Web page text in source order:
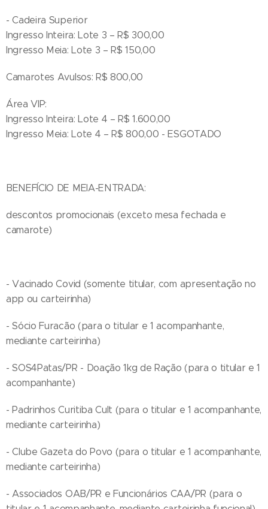
- Cadeira Superior
Ingresso Inteira: Lote 3 – R$ 300,00
Ingresso Meia: Lote 3 – R$ 150,00
Camarotes Avulsos: R$ 800,00
Área VIP:
Ingresso Inteira: Lote 4 – R$ 1.600,00
Ingresso Meia: Lote 4 – R$ 800,00 - ESGOTADO
BENEFÍCIO DE MEIA-ENTRADA:
descontos promocionais (exceto mesa fechada e
camarote)
- Vacinado Covid (somente titular, com apresentação no
app ou carteirinha)
- Sócio Furacão (para o titular e 1 acompanhante,
mediante carteirinha)
- SOS4Patas/PR - Doação 1kg de Ração (para o titular e 1
acompanhante)
- Padrinhos Curitiba Cult (para o titular e 1 acompanhante,
mediante carteirinha)
- Clube Gazeta do Povo (para o titular e 1 acompanhante,
mediante carteirinha)
- Associados OAB/PR e Funcionários CAA/PR (para o